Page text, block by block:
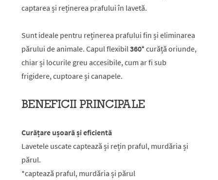
captarea și reținerea prafului în lavetă.
Sunt ideale pentru reținerea prafului fin și eliminarea
părului de animale. Capul flexibil360° curăță oriunde,
chiar și locurile greu accesibile, cum ar fi sub
frigidere, cuptoare și canapele.
BENEFICII PRINCIPALE
Curățare ușoară și eficientă
Lavetele uscate captează și rețin praful, murdăria și
părul.
*captează praful, murdăria și părul